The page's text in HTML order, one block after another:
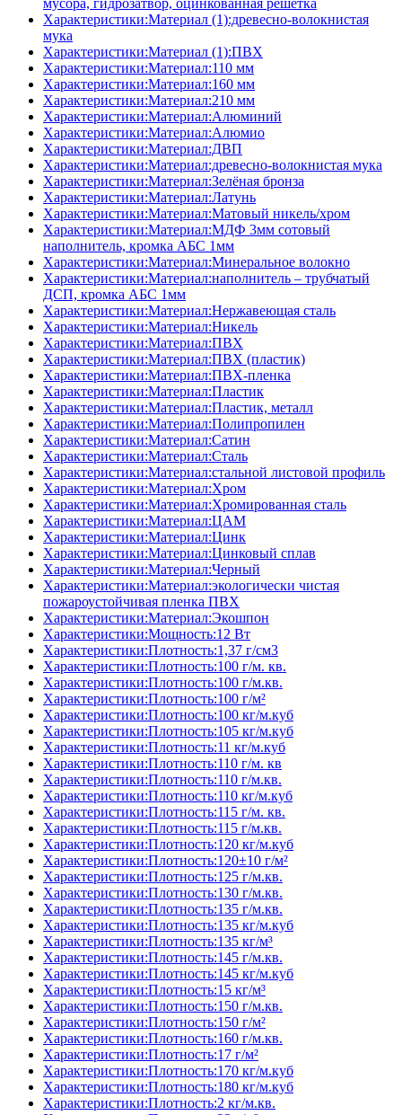
мусора, гидрозатвор, оцинкованная решетка
Характеристики:Материал (1):древесно-волокнистая
мука
Характеристики:Материал (1):ПВХ
Характеристики:Материал:110 мм
Характеристики:Материал:160 мм
Характеристики:Материал:210 мм
Характеристики:Материал:Алюминий
Характеристики:Материал:Алюмио
Характеристики:Материал:ДВП
Характеристики:Материал:древесно-волокнистая мука
Характеристики:Материал:Зелёная бронза
Характеристики:Материал:Латунь
Характеристики:Материал:Матовый никель/хром
Характеристики:Материал:МДФ 3мм сотовый
наполнитель, кромка AБC 1мм
Характеристики:Материал:Минеральное волокно
Характеристики:Материал:наполнитель – трубчатый
ДСП, кромка AБC 1мм
Характеристики:Материал:Нержавеющая сталь
Характеристики:Материал:Никель
Характеристики:Материал:ПВХ
Характеристики:Материал:ПВХ (пластик)
Характеристики:Материал:ПВХ-пленка
Характеристики:Материал:Пластик
Характеристики:Материал:Пластик, металл
Характеристики:Материал:Полипропилен
Характеристики:Материал:Сатин
Характеристики:Материал:Сталь
Характеристики:Материал:стальной листовой профиль
Характеристики:Материал:Хром
Характеристики:Материал:Хромированная сталь
Характеристики:Материал:ЦАМ
Характеристики:Материал:Цинк
Характеристики:Материал:Цинковый сплав
Характеристики:Материал:Черный
Характеристики:Материал:экологически чистая
пожароустойчивая пленка ПВХ
Характеристики:Материал:Экошпон
Характеристики:Мощность:12 Вт
Характеристики:Плотность:1,37 г/см3
Характеристики:Плотность:100 г/м. кв.
Характеристики:Плотность:100 г/м.кв.
Характеристики:Плотность:100 г/м²
Характеристики:Плотность:100 кг/м.куб
Характеристики:Плотность:105 кг/м.куб
Характеристики:Плотность:11 кг/м.куб
Характеристики:Плотность:110 г/м. кв
Характеристики:Плотность:110 г/м.кв.
Характеристики:Плотность:110 кг/м.куб
Характеристики:Плотность:115 г/м. кв.
Характеристики:Плотность:115 г/м.кв.
Характеристики:Плотность:120 кг/м.куб
Характеристики:Плотность:120±10 г/м²
Характеристики:Плотность:125 г/м.кв.
Характеристики:Плотность:130 г/м.кв.
Характеристики:Плотность:135 г/м.кв.
Характеристики:Плотность:135 кг/м.куб
Характеристики:Плотность:135 кг/м³
Характеристики:Плотность:145 г/м.кв.
Характеристики:Плотность:145 кг/м.куб
Характеристики:Плотность:15 кг/м³
Характеристики:Плотность:150 г/м.кв.
Характеристики:Плотность:150 г/м²
Характеристики:Плотность:160 г/м.кв.
Характеристики:Плотность:17 г/м²
Характеристики:Плотность:170 кг/м.куб
Характеристики:Плотность:180 кг/м.куб
Характеристики:Плотность:2 кг/м.кв.